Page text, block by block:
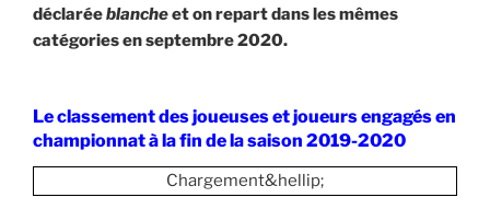
déclaréeblancheet on repart dans les mêmes
catégories en septembre 2020.
Le classement des joueuses et joueurs engagés en
championnat à la fin de la saison 2019-2020
Chargement&hellip;